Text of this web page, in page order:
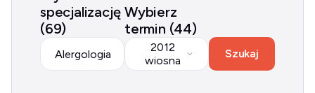
specjalizację
(69)
Alergologia
Wybierz
termin (44)
2012
wiosna
Szukaj